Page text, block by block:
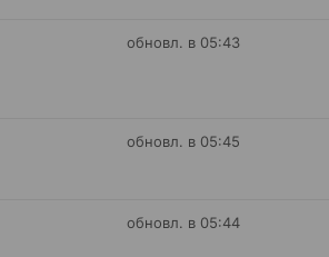
обновл. в 05:43
обновл. в 05:45
обновл. в 05:44